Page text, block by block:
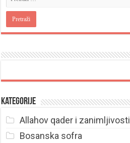
Kategorije
Allahov qader i zanimljivosti
Bosanska sofra